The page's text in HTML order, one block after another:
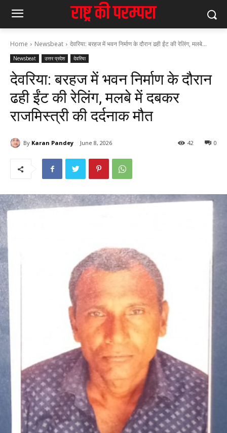
Home Newsbeat देवरिया: बरहज में भवन निर्माण के दौरान ढही ईंट की रेलिंग, मलबे...
Newsbeat उत्तर प्रदेश देवरिया
देवरिया: बरहज में भवन निर्माण के दौरान
ढही ईंट की रेलिंग, मलबे में दबकर
राजमिस्त्री की दर्दनाक मौत
By Karan Pandey June 8, 2026 0
42